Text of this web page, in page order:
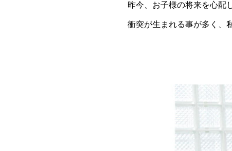
昨今、お子様の将来を心配
衝突が生まれる事が多く、